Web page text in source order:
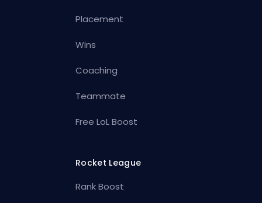
Placement
Wins
Coaching
Teammate
Free LoL Boost
Rocket League
Rank Boost